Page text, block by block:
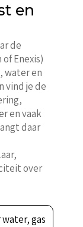
en
de
Enexis)
water en
vind je de
en vaak
daar
over
gas